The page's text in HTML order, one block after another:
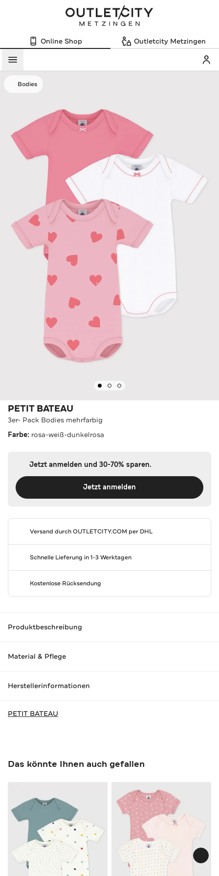
Online Shop Outletcity Metzingen
Menü
Bodies
PETIT BATEAU
3er- Pack Bodies mehrfarbig
Farbe: rosa-weiß-dunkelrosa
Jetzt anmelden und 30-70% sparen.
Jetzt anmelden
Versand durchOUTLETCITY.COM per DHL
Schnelle Lieferung in 1-3 Werktagen
Kostenlose Rücksendung
Produktbeschreibung
Material & Pflege
Herstellerinformationen
PETIT BATEAU
Das könnte Ihnen auch gefallen